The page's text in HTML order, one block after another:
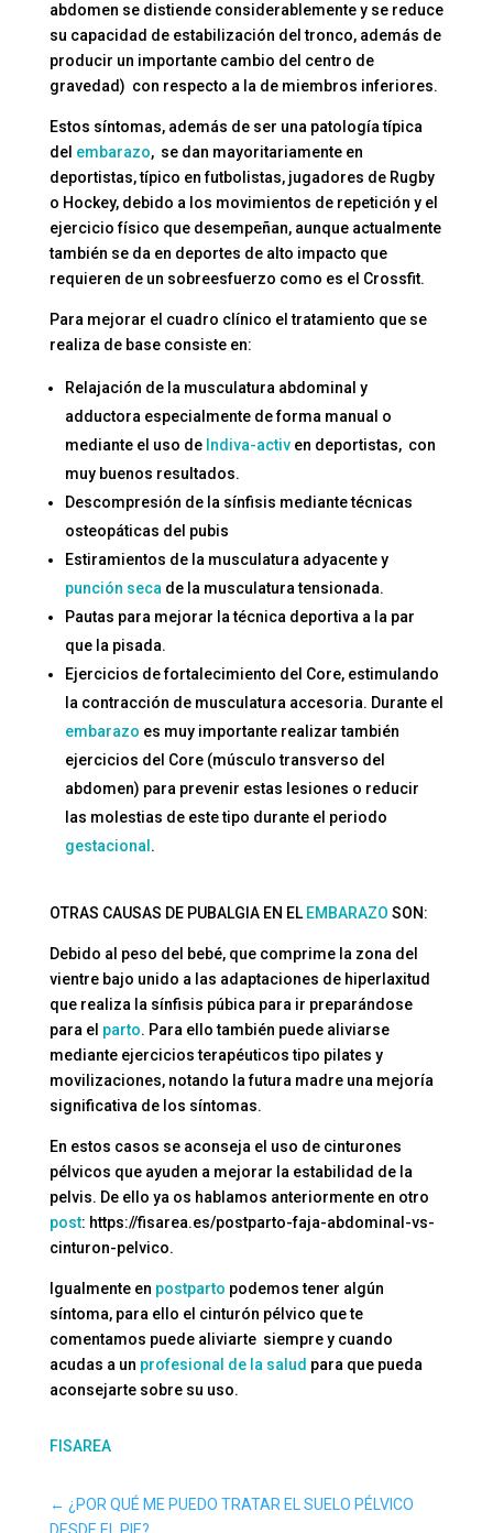
abdomen se distiende considerablemente y se reduce
su capacidad de estabilización del tronco, además de
producir un importante cambio del centro de
gravedad) con respecto a la de miembros inferiores.
Estos síntomas, además de ser una patología típica
del embarazo, se dan mayoritariamente en
deportistas, típico en futbolistas, jugadores de Rugby
o Hockey, debido a los movimientos de repetición y el
ejercicio físico que desempeñan, aunque actualmente
también se da en deportes de alto impacto que
requieren de un sobreesfuerzo como es el Crossfit.
Para mejorar el cuadro clínico el tratamiento que se
realiza de base consiste en:
Relajación de la musculatura abdominal y
adductora especialmente de forma manual o
mediante el uso de Indiva-activen deportistas, con
muy buenos resultados.
Descompresión de la sínfisis mediante técnicas
osteopáticas del pubis
Estiramientos de la musculatura adyacente y
punción secade la musculatura tensionada.
Pautas para mejorar la técnica deportiva a la par
que la pisada.
Ejercicios de fortalecimiento del Core, estimulando
la contracción de musculatura accesoria. Durante el
embarazo es muy importante realizar también
ejercicios del Core (músculo transverso del
abdomen) para prevenir estas lesiones o reducir
las molestias de este tipo durante el periodo
gestacional .
OTRAS CAUSAS DE PUBALGIA EN EL EMBARAZO SON:
Debido al peso del bebé, que comprime la zona del
vientre bajo unido a las adaptaciones de hiperlaxitud
que realiza la sínfisis púbica para ir preparándose
para el parto. Para ello también puede aliviarse
mediante ejercicios terapéuticos tipo pilates y
movilizaciones, notando la futura madre una mejoría
significativa de los síntomas.
En estos casos se aconseja el uso de cinturones
pélvicos que ayuden a mejorar la estabilidad de la
pelvis. De ello ya os hablamos anteriormente en otro
post: https://fisarea.es/postparto-faja-abdominal-vs-
cinturon-pelvico.
Igualmente en postparto podemos tener algún
síntoma, para ello el cinturón pélvico que te
comentamos puede aliviarte siempre y cuando
acudas a un profesional de la salud para que pueda
aconsejarte sobre su uso.
FISAREA
← ¿POR QUÉ ME PUEDO TRATAR EL SUELO PÉLVICO